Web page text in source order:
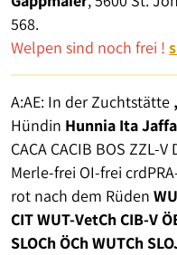
568.
Welpen sind noch frei !
A:AE: In der Zuchtstätte
Hündin Hunnia Ita Jaffa
CACA CACIB BOS ZZL-
Merle-frei OI-frei
rot nach dem Rüden
CIT WUT-VetCh CIB-V
SLOCh ÖCh WUTCh